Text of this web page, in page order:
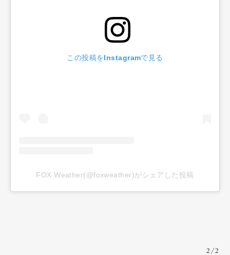
この投稿をInstagramで見る
FOX Weather(@foxweather)がシェアした投稿
2/2